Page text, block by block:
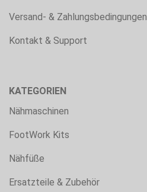
Versand- & Zahlungsbedingungen
Kontakt & Support
KATEGORIEN
Nähmaschinen
FootWork Kits
Nähfüße
Ersatzteile & Zubehör